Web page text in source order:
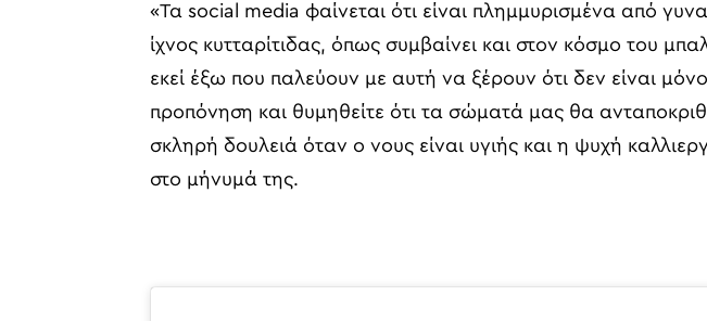
«Τα social media φαίνεται ότι είναι πλημμυρισμένα από
ίχνος κυτταρίτιδας, όπως συμβαίνει και στον κόσμο του
εκεί έξω που παλεύουν με αυτή να ξέρουν ότι δεν είναι
προπόνηση και θυμηθείτε ότι τα σώματά μας θα
σκληρή δουλειά όταν ο νους είναι υγιής και η ψυχή
στο μήνυμά της.